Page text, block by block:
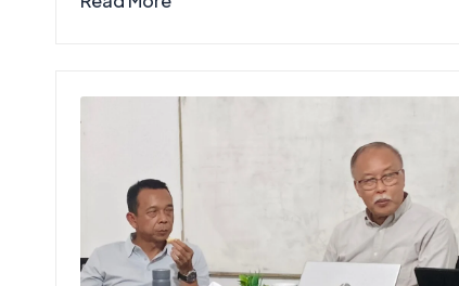
Kepala Desa Situ
Ilir, Gratiskan
Servis Motor
untuk Warga